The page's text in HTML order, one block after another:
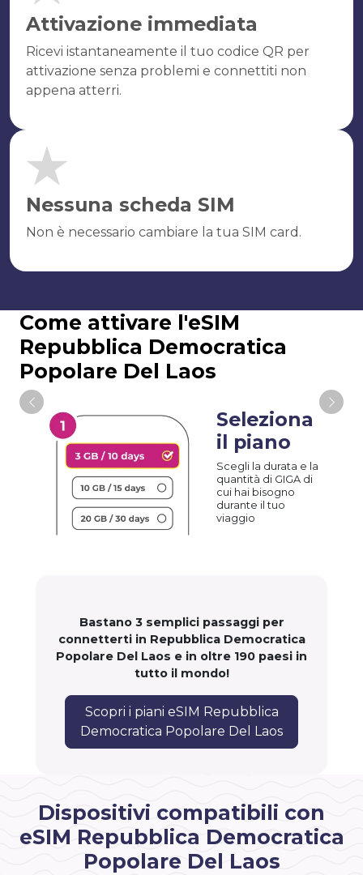
Attivazione immediata
Ricevi istantaneamente il tuo codice QR per
attivazione senza problemi e connettiti non
appena atterri.
Nessuna scheda SIM
Non è necessario cambiare la tua SIM card.
Come attivare l'eSIM
Repubblica Democratica
Popolare Del Laos
Seleziona
il piano
Scegli la durata e la
quantità di GIGA di
cui hai bisogno
durante il tuo
viaggio
Bastano 3 semplici passaggi per
connetterti in Repubblica Democratica
Popolare Del Laos e in oltre 190 paesi in
tutto il mondo!
Scopri i piani eSIM Repubblica
Democratica Popolare Del Laos
Dispositivi compatibili con
eSIM Repubblica Democratica
Popolare Del Laos